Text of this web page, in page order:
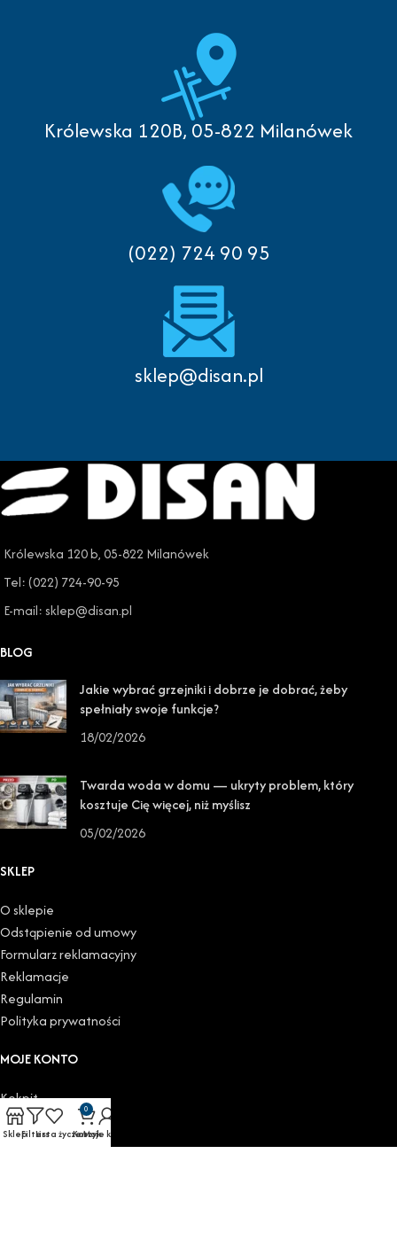
Królewska 120B, 05-822 Milanówek
(022) 724 90 95
sklep@disan.pl
Królewska 120 b, 05-822 Milanówek
Tel: (022) 724-90-95
E-mail: sklep@disan.pl
BLOG
Jakie wybrać grzejniki i dobrze je dobrać, żeby
spełniały swoje funkcje?
18/02/2026
Twarda woda w domu — ukryty problem, który
kosztuje Cię więcej, niż myślisz
05/02/2026
SKLEP
O sklepie
Odstąpienie od umowy
Formularz reklamacyjny
Reklamacje
Regulamin
Polityka prywatności
MOJE KONTO
Kokpit
Moje zamówienia
Do pobrania
SklepFiltersLista życzeń
0
Koszyk
Moje konto